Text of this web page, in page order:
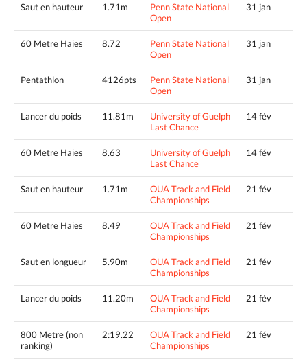
Saut en hauteur 1.71m
Penn State National
Open
31 jan
60 Metre Haies 8.72
Penn State National
Open
31 jan
Pentathlon 4126pts
Penn State National
Open
31 jan
Lancer du poids 11.81m
University of Guelph
Last Chance
14 fév
60 Metre Haies 8.63
University of Guelph
Last Chance
14 fév
Saut en hauteur 1.71m
OUA Track and Field
Championships
21 fév
60 Metre Haies 8.49
OUA Track and Field
Championships
21 fév
Saut en longueur 5.90m
OUA Track and Field
Championships
21 fév
Lancer du poids 11.20m
OUA Track and Field
Championships
21 fév
800 Metre (non
ranking)
2:19.22
OUA Track and Field
Championships
21 fév